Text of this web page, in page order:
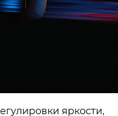
яркости,